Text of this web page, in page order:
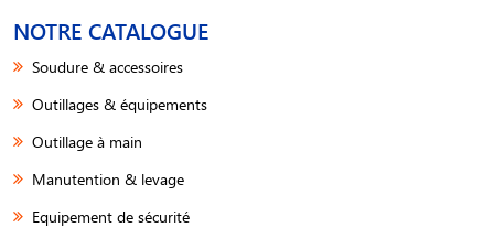
NOTRE CATALOGUE
Soudure & accessoires
Outillages & équipements
Outillage à main
Manutention & levage
Equipement de sécurité